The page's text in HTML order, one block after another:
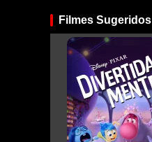
Filmes Sugeridos